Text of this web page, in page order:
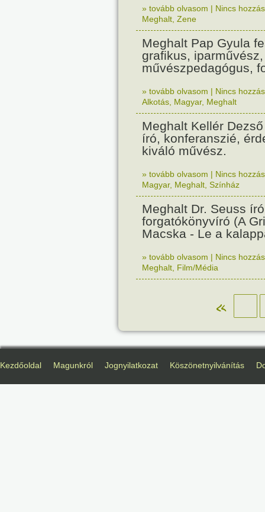
» tovább olvasom | Nincs
Meghalt Zene
Meghalt Pap Gyula
grafikus, iparművész,
művészpedagógus,
» tovább olvasom | Nincs
Alkotás Magyar, Meghalt
Meghalt Kellér
író, konferanszié,
kiváló művész.
» tovább olvasom | Nincs
Magyar, Meghalt Színház
Meghalt Dr. Seuss
forgatókönyvíró (A
Macska - Le a
» tovább olvasom | Nincs
Meghalt Film/Média
«
Kezdőoldal Magunkról Jognyilatkozat Köszönetnyilvánítás